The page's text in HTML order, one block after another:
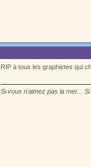
RIP à tous les graphistes qui
Si vous n'aimez pas la mer...